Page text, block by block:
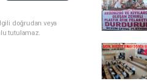
doğrudan veya
tutulamaz.